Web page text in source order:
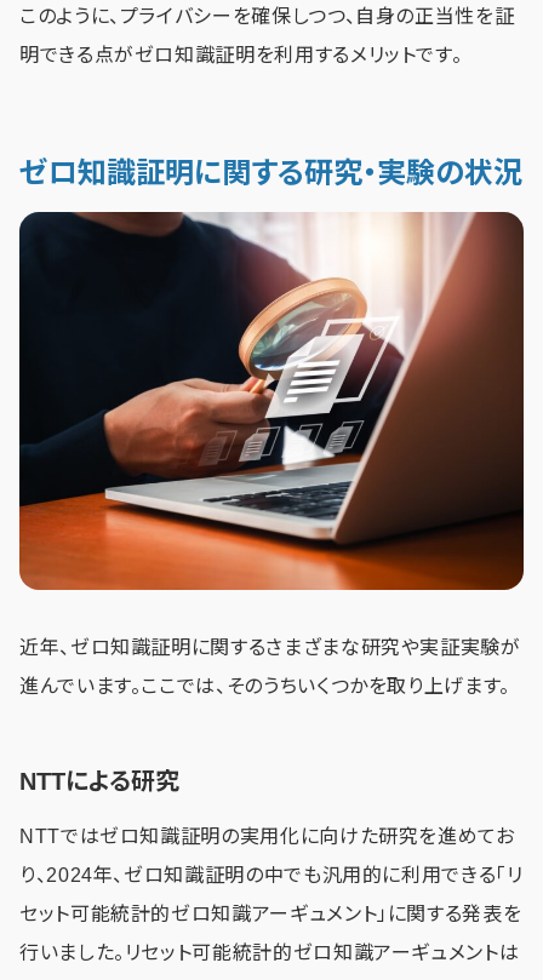
このように、プライバシーを確保しつつ、自身の正当性を証
明できる点がゼロ知識証明を利用するメリットです。
ゼロ知識証明に関する研究・実験の状況
近年、ゼロ知識証明に関するさまざまな研究や実証実験が
進んでいます。ここでは、そのうちいくつかを取り上げます。
NTTによる研究
NTTではゼロ知識証明の実用化に向けた研究を進めてお
り、2024年、ゼロ知識証明の中でも汎用的に利用できる「リ
セット可能統計的ゼロ知識アーギュメント」に関する発表を
行いました。リセット可能統計的ゼロ知識アーギュメントは